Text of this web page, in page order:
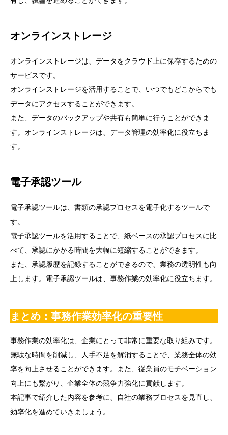
オンラインストレージ
オンラインストレージは、データをクラウド上に保存するための
サービスです。
オンラインストレージを活用することで、いつでもどこからでも
データにアクセスすることができます。
また、データのバックアップや共有も簡単に行うことができま
す。オンラインストレージは、データ管理の効率化に役立ちま
す。
電子承認ツール
電子承認ツールは、書類の承認プロセスを電子化するツールで
す。
電子承認ツールを活用することで、紙ベースの承認プロセスに比
べて、承認にかかる時間を大幅に短縮することができます。
また、承認履歴を記録することができるので、業務の透明性も向
上します。電子承認ツールは、事務作業の効率化に役立ちます。
まとめ：事務作業効率化の重要性
事務作業の効率化は、企業にとって非常に重要な取り組みです。
無駄な時間を削減し、人手不足を解消することで、業務全体の効
率を向上させることができます。また、従業員のモチベーション
向上にも繋がり、企業全体の競争力強化に貢献します。
本記事で紹介した内容を参考に、自社の業務プロセスを見直し、
効率化を進めていきましょう。